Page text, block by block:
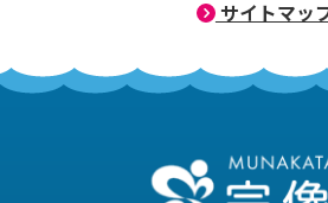
サイトマッ